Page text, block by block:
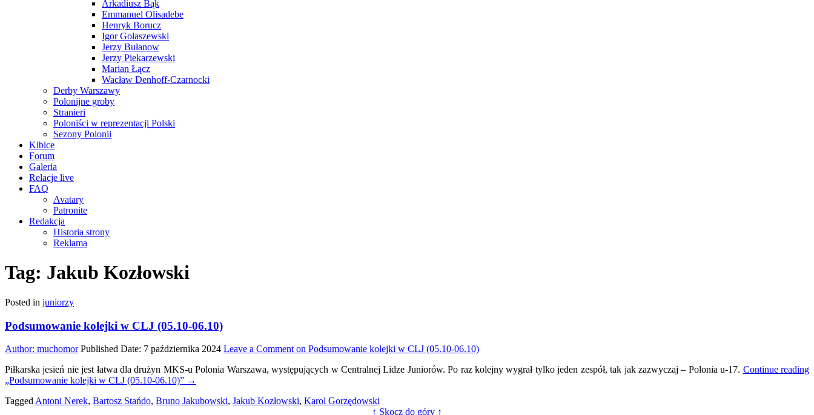
Arkadiusz Bąk
Emmanuel Olisadebe
Henryk Borucz
Igor Gołaszewski
Jerzy Bułanow
Jerzy Piekarzewski
Marian Łącz
Wacław Denhoff-Czarnocki
Derby Warszawy
Polonijne groby
Stranieri
Poloniści w reprezentacji Polski
Sezony Polonii
Kibice
Forum
Galeria
Relacje live
FAQ
Avatary
Patronite
Redakcja
Historia strony
Reklama
Tag: Jakub Kozłowski
Posted in juniorzy
Podsumowanie kolejki w CLJ (05.10-06.10)
Author: muchomor Published Date: 7 października 2024 Leave a Comment on Podsumowanie kolejki w CLJ (05.10-06.10)
Piłkarska jesień nie jest łatwa dla drużyn MKS-u Polonia Warszawa, występujących w Centralnej Lidze Juniorów. Po raz kolejny wygrał tylko jeden zespół, tak jak zazwyczaj – Polonia u-17. Continue reading
„Podsumowanie kolejki w CLJ (05.10-06.10)” →
Tagged Antoni Nerek, Bartosz Stańdo, Bruno Jakubowski, Jakub Kozłowski, Karol Gorzędowski
↑ Skocz do góry ↑